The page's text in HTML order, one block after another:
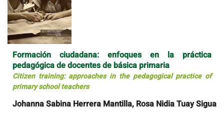
Formación ciudadana: enfoques en la práctica
pedagógica de docentes de básica primaria
Citizen training: approaches in the pedagogical practice of
primary school teachers
Johanna Sabina Herrera Mantilla, Rosa Nidia Tuay Sigua